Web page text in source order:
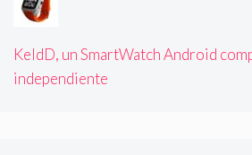
KeldD, un SmartWatch Android
independiente